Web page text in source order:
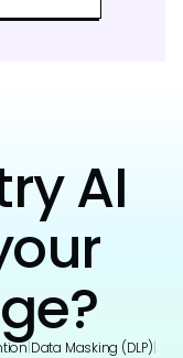
AI
Data Masking (DLP)